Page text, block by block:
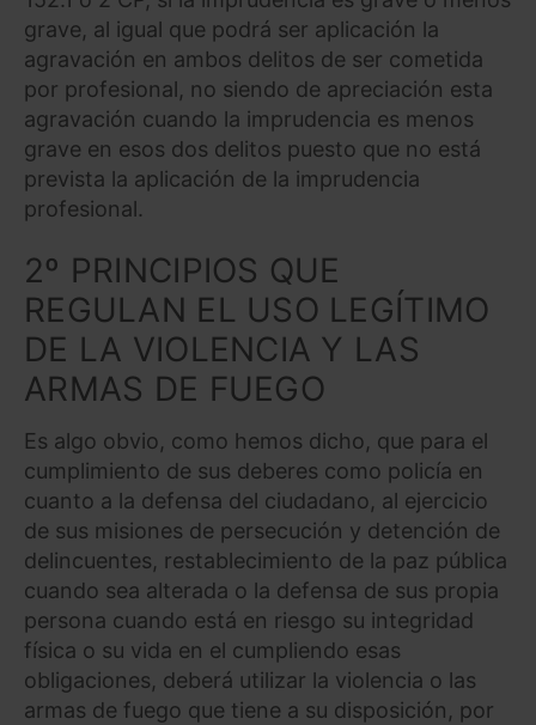
grave, al igual que podrá ser aplicación la
agravación en ambos delitos de ser cometida
por profesional, no siendo de apreciación esta
agravación cuando la imprudencia es menos
grave en esos dos delitos puesto que no está
prevista la aplicación de la imprudencia
profesional.
2º PRINCIPIOS QUE
REGULAN EL USO LEGÍTIMO
DE LA VIOLENCIA Y LAS
ARMAS DE FUEGO
Es algo obvio, como hemos dicho, que para el
cumplimiento de sus deberes como policía en
cuanto a la defensa del ciudadano, al ejercicio
de sus misiones de persecución y detención de
delincuentes, restablecimiento de la paz pública
cuando sea alterada o la defensa de sus propia
persona cuando está en riesgo su integridad
física o su vida en el cumpliendo esas
obligaciones, deberá utilizar la violencia o las
armas de fuego que tiene a su disposición, por